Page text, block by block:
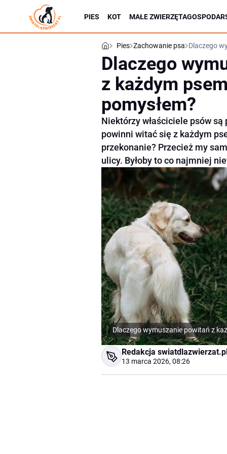
PIES KOT MAŁE ZWIERZĘTA
Pies Zachowanie psa Dlaczego
Dlaczego
z każdym
pomysłem?
Niektórzy właściciele psów
powinni witać się z każdym
przekonanie? Przecież my
ulicy. Byłoby to co najmniej
Dlaczego wymuszanie powitań z
Redakcja
13 marca 2026, 08:26